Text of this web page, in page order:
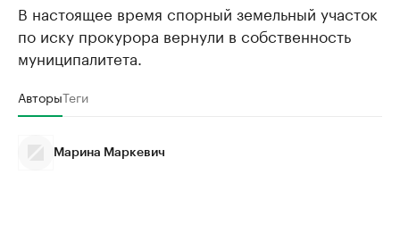
В настоящее время спорный земельный участок
по иску прокурора вернули в собственность
муниципалитета.
АвторыТеги
Марина Маркевич